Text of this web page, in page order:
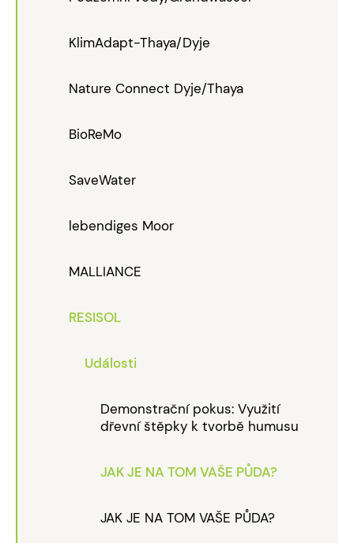
KlimAdapt-Thaya/Dyje
Nature Connect Dyje/Thaya
BioReMo
SaveWater
lebendiges Moor
MALLIANCE
RESISOL
Události
Demonstrační pokus: Využití
dřevní štěpky k tvorbě humusu
JAK JE NA TOM VAŠE PŮDA?
JAK JE NA TOM VAŠE PŮDA?